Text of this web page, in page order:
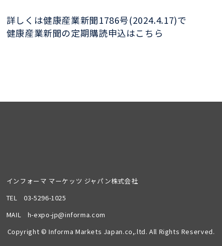
詳しくは健康産業新聞1786号(2024.4.17)で
健康産業新聞の定期購読申込はこちら
インフォーマ マーケッツ ジャパン株式会社
TEL03-5296-1025
MAIL h-expo-jp@informa.com
Copyright © Informa Markets Japan.co,.ltd. All Rights Reserved.